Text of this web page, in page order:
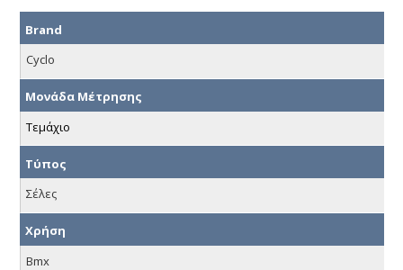
Brand
Cyclo
Μονάδα Μέτρησης
Τεμάχιο
Τύπος
Σέλες
Χρήση
Bmx